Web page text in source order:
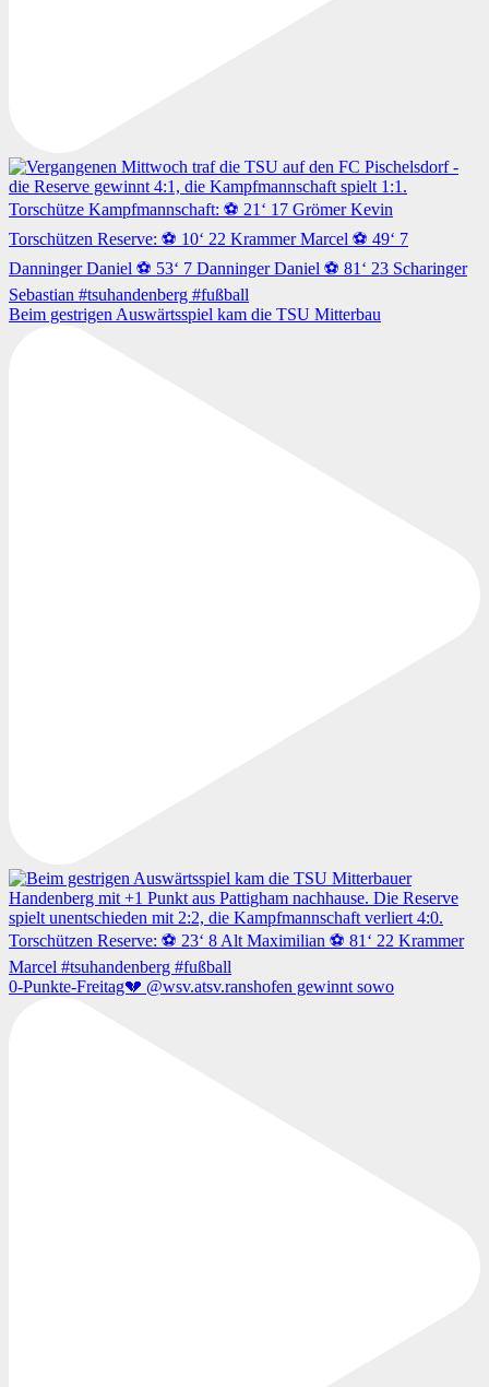
Beim gestrigen Auswärtsspiel kam die TSU Mitterbau
0-Punkte-Freitag💔 @wsv.atsv.ranshofen gewinnt sowo